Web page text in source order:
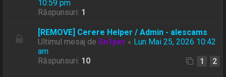
10:59 pm
Răspunsuri: 1
[REMOVE] Cerere Helper / Admin - alescams
Ultimul mesaj deSn1per « Lun Mai 25, 2026 10:42
am
Răspunsuri: 10 1 2